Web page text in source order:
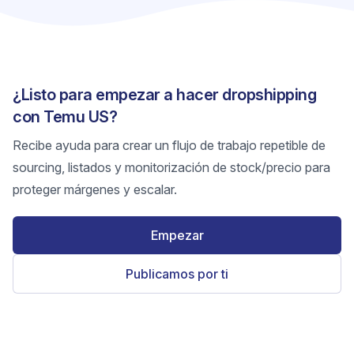
¿Listo para empezar a hacer dropshipping
con Temu US?
Recibe ayuda para crear un flujo de trabajo repetible de
sourcing, listados y monitorización de stock/precio para
proteger márgenes y escalar.
Empezar
Publicamos por ti